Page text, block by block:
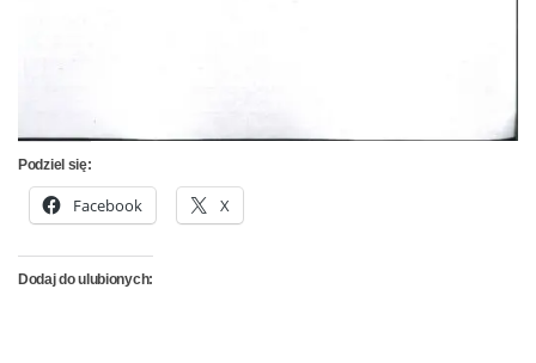
Podziel się:
Facebook X
Dodaj do ulubionych: